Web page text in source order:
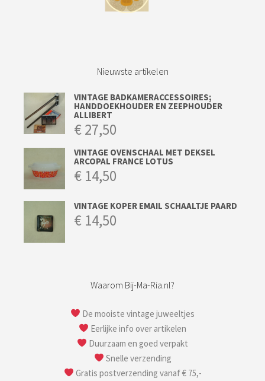
Nieuwste artikelen
VINTAGE BADKAMERACCESSOIRES;
HANDDOEKHOUDER EN ZEEPHOUDER
ALLIBERT
€27,50
VINTAGE OVENSCHAAL MET DEKSEL
ARCOPAL FRANCE LOTUS
€ 14,50
VINTAGE KOPER EMAIL SCHAALTJE PAARD
€ 14,50
Waarom Bij-Ma-Ria.nl?
De mooiste vintage juweeltjes
Eerlijke info over artikelen
Duurzaam en goed verpakt
Snelle verzending
Gratis postverzending vanaf € 75,-